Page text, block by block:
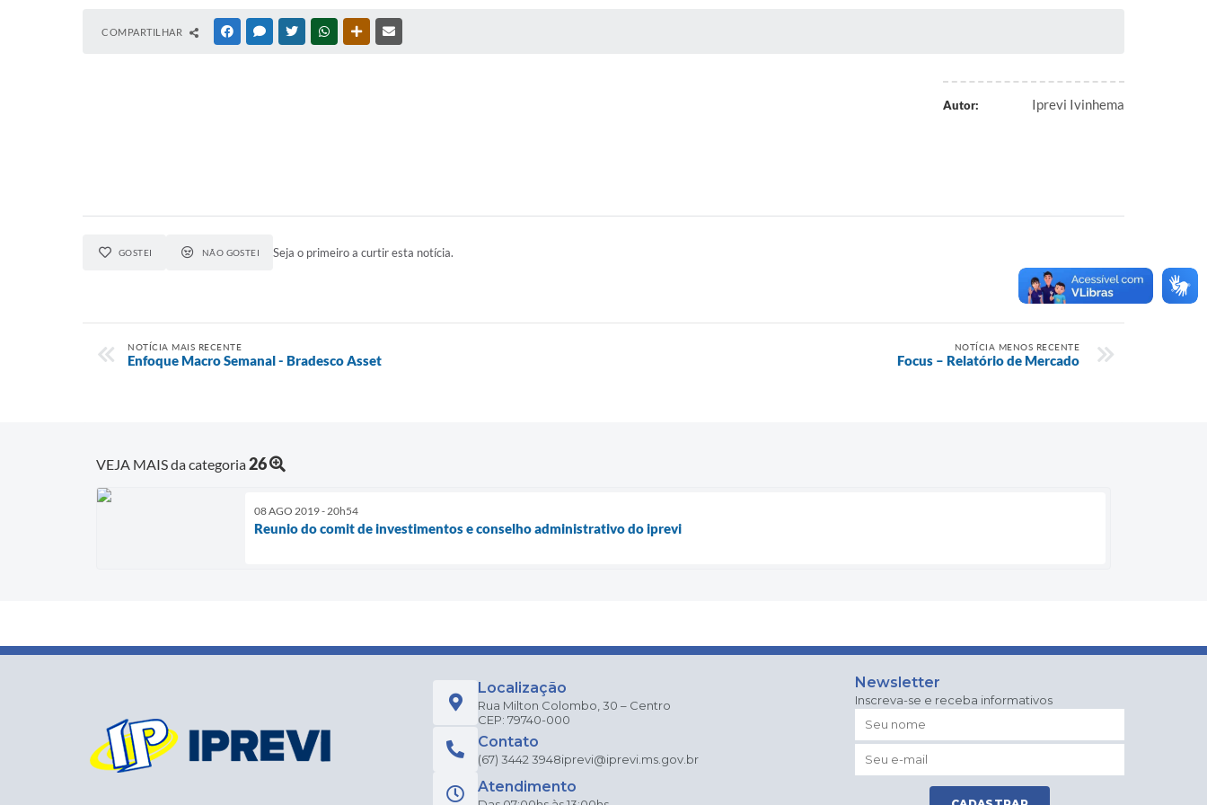
COMPARTILHAR FACEBOOKMESSENGER
TWITTERWHATSAPPOUTRAS MÍDIAS
Autor: Iprevi Ivinhema
GOSTEI NÃO GOSTEI Seja o primeiro a curtir esta notícia.
NOTÍCIA MAIS RECENTE
Enfoque Macro Semanal - Bradesco Asset
NOTÍCIA MENOS RECENTE
Focus – Relatório de Mercado
VEJA MAIS da categoria26
08 AGO 2019 - 20h54
Reunio do comit de investimentos e conselho administrativo do iprevi
Localização
Rua Milton Colombo, 30 – Centro
CEP: 79740-000
Contato
(67) 3442 3948iprevi@iprevi.ms.gov.br
Atendimento
Newsletter
Inscreva-se e receba informativos